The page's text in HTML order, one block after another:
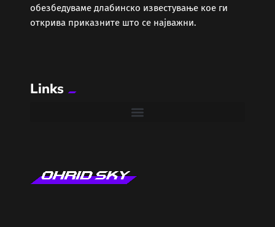
Здравје
Колумни
Лајфстајл
обезбедуваме длабинско известување кое ги
открива приказните што се најважни.
Links